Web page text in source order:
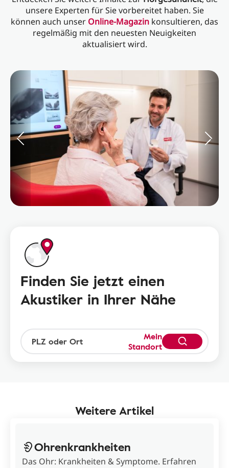
unsere Experten für Sie vorbereitet haben. Sie
können auch unser Online-Magazin konsultieren, das
regelmäßig mit den neuesten Neuigkeiten
aktualisiert wird.
Finden Sie jetzt einen
Akustiker in Ihrer Nähe
Mein
Standort
Weitere Artikel
Ohrenkrankheiten
Das Ohr: Krankheiten & Symptome. Erfahren